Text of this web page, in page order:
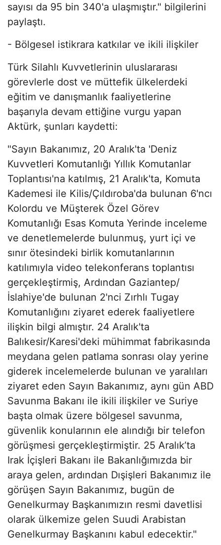
sayısı da 95 bin 340'a ulaşmıştır." bilgilerini
paylaştı.
- Bölgesel istikrara katkılar ve ikili ilişkiler
Türk Silahlı Kuvvetlerinin uluslararası
görevlerle dost ve müttefik ülkelerdeki
eğitim ve danışmanlık faaliyetlerine
başarıyla devam ettiğine vurgu yapan
Aktürk, şunları kaydetti:
"Sayın Bakanımız, 20 Aralık'ta 'Deniz
Kuvvetleri Komutanlığı Yıllık Komutanlar
Toplantısı'na katılmış, 21 Aralık'ta, Komuta
Kademesi ile Kilis/Çıldıroba'da bulunan 6'ncı
Kolordu ve Müşterek Özel Görev
Komutanlığı Esas Komuta Yerinde inceleme
ve denetlemelerde bulunmuş, yurt içi ve
sınır ötesindeki birlik komutanlarının
katılımıyla video telekonferans toplantısı
gerçekleştirmiş, Ardından Gaziantep/
İslahiye'de bulunan 2'nci Zırhlı Tugay
Komutanlığını ziyaret ederek faaliyetlere
ilişkin bilgi almıştır. 24 Aralık'ta
Balıkesir/Karesi'deki mühimmat fabrikasında
meydana gelen patlama sonrası olay yerine
giderek incelemelerde bulunan ve yaralıları
ziyaret eden Sayın Bakanımız, aynı gün ABD
Savunma Bakanı ile ikili ilişkiler ve Suriye
başta olmak üzere bölgesel savunma,
güvenlik konularının ele alındığı bir telefon
görüşmesi gerçekleştirmiştir. 25 Aralık’ta
Irak İçişleri Bakanı ile Bakanlığımızda bir
araya gelen, ardından Dışişleri Bakanımız ile
görüşen Sayın Bakanımız, bugün de
Genelkurmay Başkanımızın resmi davetlisi
olarak ülkemize gelen Suudi Arabistan
Genelkurmay Başkanını kabul edecektir."